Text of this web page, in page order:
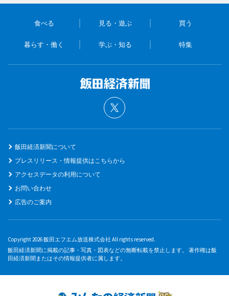
食べる 見る・遊ぶ 買う
暮らす・働く 学ぶ・知る 特集
飯田経済新聞について
プレスリリース・情報提供はこちらから
アクセスデータの利用について
お問い合わせ
広告のご案内
Copyright 2026 飯田エフエム放送株式会社 All rights reserved.
飯田経済新聞に掲載の記事・写真・図表などの無断転載を禁止します。 著作権は飯
田経済新聞またはその情報提供者に属します。